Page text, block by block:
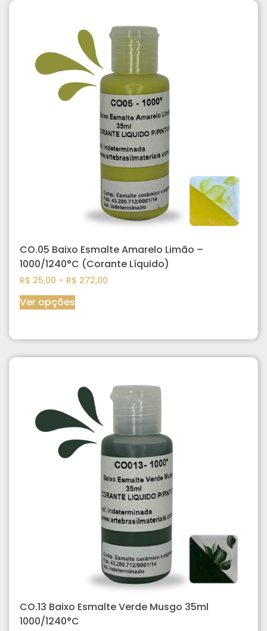
CO.05 Baixo Esmalte Amarelo Limão –
1000/1240°C (Corante Líquido)
R$ 25,00 – R$ 272,00
Ver opções
CO.13 Baixo Esmalte Verde Musgo 35ml
1000/1240°C